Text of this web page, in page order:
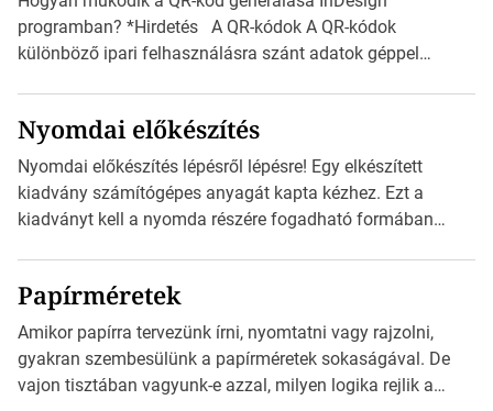
programban? *Hirdetés A QR-kódok A QR-kódok
különböző ipari felhasználásra szánt adatok géppel
okostelefonjára telepíthet egy QR-kód-leolvasó
alkalmazást, ami leolvasni és dekódolni képes az URL-
információt és átirányítja a telefon böngészőjét a cég
weblapjára. A QR-kód beolvasása után a felhasználó
Nyomdai előkészítés
Nyomdai előkészítés lépésről lépésre! Egy elkészített
kiadvány számítógépes anyagát kapta kézhez. Ezt a
kiadványt kell a nyomda részére fogadható formában
Illustratorban készült vektorgrafika. *Hirdetés Minden
esetben konzultáljunk a nyomdával, mielőtt elkezdjük a
nyomdai előkészítést!Nehogy az elkészült munka után
derüljön ki, hogy valamit másképp kellett volna csinálni! […]
Papírméretek
Amikor papírra tervezünk írni, nyomtatni vagy rajzolni,
gyakran szembesülünk a papírméretek sokaságával. De
vajon tisztában vagyunk-e azzal, milyen logika rejlik a